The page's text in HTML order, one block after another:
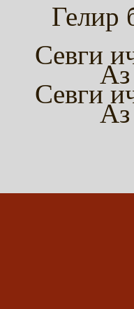
Гелир
Севги
Аз
Севги
Аз